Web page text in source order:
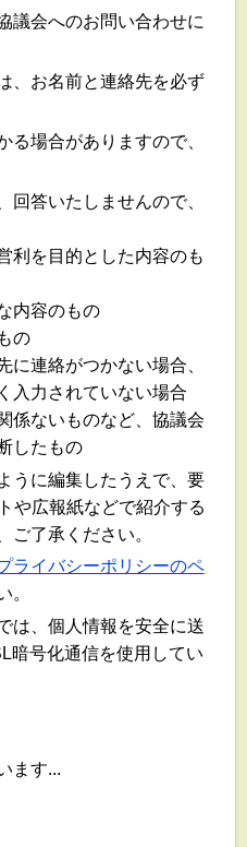
議会へのお問い合わせに
、お名前と連絡先を必ず
る場合がありますので、
回答いたしませんので、
利を目的とした内容のも
内容のもの
の
に連絡がつかない場合、
入力されていない場合
係ないものなど、協議会
したもの
うに編集したうえで、要
や広報紙などで紹介する
ご了承ください。
ライバシーポリシーのペ
。
は、個人情報を安全に送
暗号化通信を使用してい
ます...